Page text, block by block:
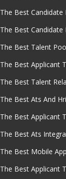
The Best Candidate
The Best
The Best Talent
The Best Applicant
The Best Talent
The Best Ats And
The Best Applicant
The Best Ats
The Best Mobile
The Best Applicant